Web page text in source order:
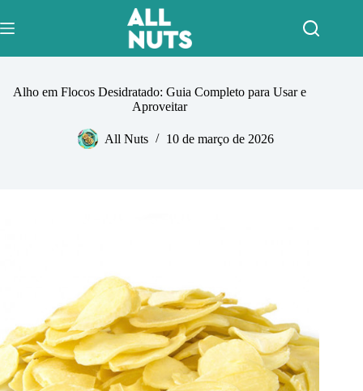
para
o
Alho em Flocos Desidratado: Guia Completo para Usar e
Aproveitar
All Nuts 10 de março de 2026